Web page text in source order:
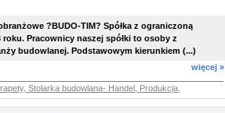
?BUDO-TIM? Spółka z ograniczoną
roku. Pracownicy naszej spółki to osoby z
budowlanej. Podstawowym kierunkiem (...)
więcej »
Stolarka budowlana- Handel, Produkcja